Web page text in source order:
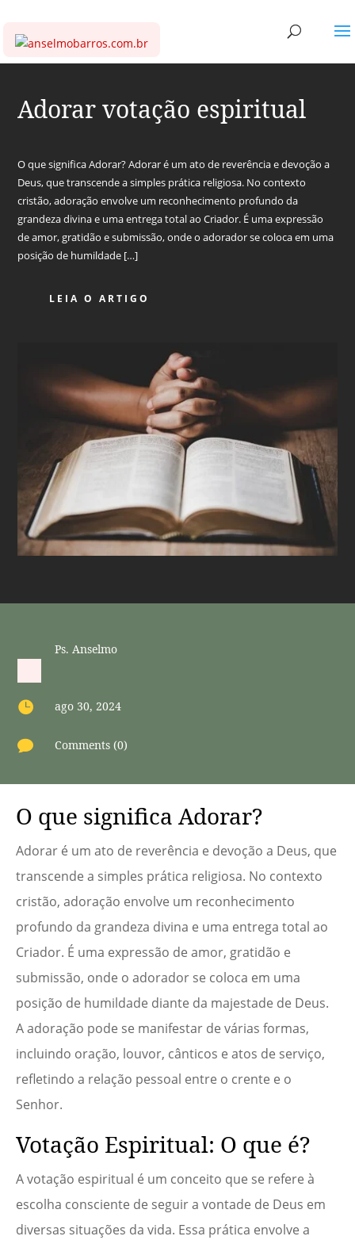
Adorar votação espiritual
O que significa Adorar? Adorar é um ato de reverência e devoção a
Deus, que transcende a simples prática religiosa. No contexto
cristão, adoração envolve um reconhecimento profundo da
grandeza divina e uma entrega total ao Criador. É uma expressão
de amor, gratidão e submissão, onde o adorador se coloca em uma
posição de humildade […]
LEIA O ARTIGO
Ps. Anselmo
 ago 30, 2024
 Comments (0)
O que significa Adorar?
Adorar é um ato de reverência e devoção a Deus, que
transcende a simples prática religiosa. No contexto
cristão, adoração envolve um reconhecimento
profundo da grandeza divina e uma entrega total ao
Criador. É uma expressão de amor, gratidão e
submissão, onde o adorador se coloca em uma
posição de humildade diante da majestade de Deus.
A adoração pode se manifestar de várias formas,
incluindo oração, louvor, cânticos e atos de serviço,
refletindo a relação pessoal entre o crente e o
Senhor.
Votação Espiritual: O que é?
A votação espiritual é um conceito que se refere à
escolha consciente de seguir a vontade de Deus em
diversas situações da vida. Essa prática envolve a